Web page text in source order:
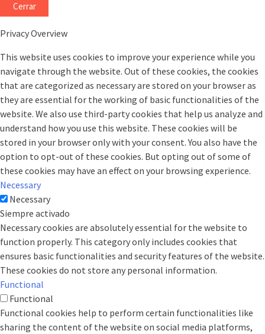
Cerrar
Privacy Overview
This website uses cookies to improve your experience while you
navigate through the website. Out of these cookies, the cookies
that are categorized as necessary are stored on your browser as
they are essential for the working of basic functionalities of the
website. We also use third-party cookies that help us analyze and
understand how you use this website. These cookies will be
stored in your browser only with your consent. You also have the
option to opt-out of these cookies. But opting out of some of
these cookies may have an effect on your browsing experience.
Necessary
Necessary
Siempre activado
Necessary cookies are absolutely essential for the website to
function properly. This category only includes cookies that
ensures basic functionalities and security features of the website.
These cookies do not store any personal information.
Functional
Functional
Functional cookies help to perform certain functionalities like
sharing the content of the website on social media platforms,